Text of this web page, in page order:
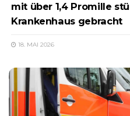
mit über 1,4 Promille
Krankenhaus gebracht
18. MAI 2026